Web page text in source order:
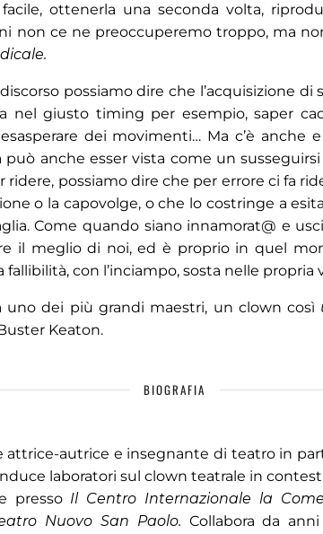
ottenerla una seconda volta,
non ce ne preoccuperemo troppo, ma
possiamo dire che l’acquisizione
nel giusto timing per esempio, saper
dei movimenti… Ma c’è
anche esser vista come un
possiamo dire che per errore ci fa
o la capovolge, o che lo costringe a
Come quando siano innamorat@ e
il meglio di noi, ed è proprio in quel
fallibilità, con l’inciampo, sosta nelle
uno dei più grandi maestri, un clown così
Keaton.
BIOGRAFIA
attrice-autrice e insegnante di teatro in
laboratori sul clown teatrale in
presso Il Centro Internazionale la
Nuovo San Paolo. Collabora da anni